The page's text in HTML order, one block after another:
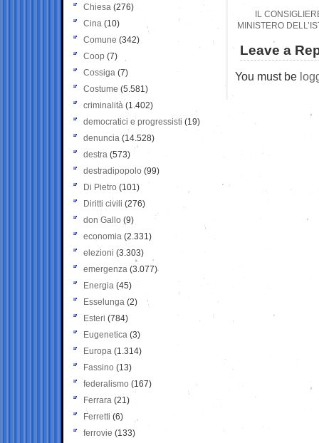
IL
MINISTERO
Leave a
You must be
Chiesa (276)
Cina (10)
Comune (342)
Coop (7)
Cossiga (7)
Costume (5.581)
criminalità (1.402)
democratici e progressisti (19)
denuncia (14.528)
destra (573)
destradipopolo (99)
Di Pietro (101)
Diritti civili (276)
don Gallo (9)
economia (2.331)
elezioni (3.303)
emergenza (3.077)
Energia (45)
Esselunga (2)
Esteri (784)
Eugenetica (3)
Europa (1.314)
Fassino (13)
federalismo (167)
Ferrara (21)
Ferretti (6)
ferrovie (133)